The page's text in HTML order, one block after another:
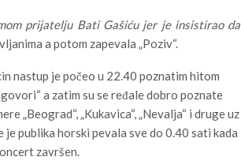
prijatelju Bati Gašiću jer je insistirao da
a potom zapevala „Poziv“.
nastup je počeo u 22.40 poznatim hitom
a zatim su se ređale dobro poznate
„Beograd“, „Kukavica“, „Nevalja“ i druge uz
je publika horski pevala sve do 0.40 sati kada
završen.